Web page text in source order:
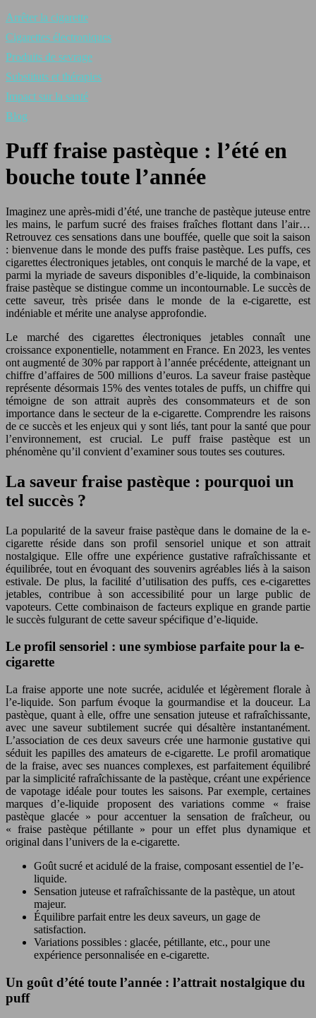
Arrêter la cigarette
Cigarettes électroniques
Produits de sevrage
Substituts et thérapies
Impact sur la santé
Blog
Puff fraise pastèque : l’été en
bouche toute l’année
Imaginez une après-midi d’été, une tranche de pastèque juteuse entre
les mains, le parfum sucré des fraises fraîches flottant dans l’air…
Retrouvez ces sensations dans une bouffée, quelle que soit la saison
: bienvenue dans le monde des puffs fraise pastèque. Les puffs, ces
cigarettes électroniques jetables, ont conquis le marché de la vape, et
parmi la myriade de saveurs disponibles d’e-liquide, la combinaison
fraise pastèque se distingue comme un incontournable. Le succès de
cette saveur, très prisée dans le monde de la e-cigarette, est
indéniable et mérite une analyse approfondie.
Le marché des cigarettes électroniques jetables connaît une
croissance exponentielle, notamment en France. En 2023, les ventes
ont augmenté de 30% par rapport à l’année précédente, atteignant un
chiffre d’affaires de 500 millions d’euros. La saveur fraise pastèque
représente désormais 15% des ventes totales de puffs, un chiffre qui
témoigne de son attrait auprès des consommateurs et de son
importance dans le secteur de la e-cigarette. Comprendre les raisons
de ce succès et les enjeux qui y sont liés, tant pour la santé que pour
l’environnement, est crucial. Le puff fraise pastèque est un
phénomène qu’il convient d’examiner sous toutes ses coutures.
La saveur fraise pastèque : pourquoi un
tel succès ?
La popularité de la saveur fraise pastèque dans le domaine de la e-
cigarette réside dans son profil sensoriel unique et son attrait
nostalgique. Elle offre une expérience gustative rafraîchissante et
équilibrée, tout en évoquant des souvenirs agréables liés à la saison
estivale. De plus, la facilité d’utilisation des puffs, ces e-cigarettes
jetables, contribue à son accessibilité pour un large public de
vapoteurs. Cette combinaison de facteurs explique en grande partie
le succès fulgurant de cette saveur spécifique d’e-liquide.
Le profil sensoriel : une symbiose parfaite pour la e-
cigarette
La fraise apporte une note sucrée, acidulée et légèrement florale à
l’e-liquide. Son parfum évoque la gourmandise et la douceur. La
pastèque, quant à elle, offre une sensation juteuse et rafraîchissante,
avec une saveur subtilement sucrée qui désaltère instantanément.
L’association de ces deux saveurs crée une harmonie gustative qui
séduit les papilles des amateurs de e-cigarette. Le profil aromatique
de la fraise, avec ses nuances complexes, est parfaitement équilibré
par la simplicité rafraîchissante de la pastèque, créant une expérience
de vapotage idéale pour toutes les saisons. Par exemple, certaines
marques d’e-liquide proposent des variations comme « fraise
pastèque glacée » pour accentuer la sensation de fraîcheur, ou
« fraise pastèque pétillante » pour un effet plus dynamique et
original dans l’univers de la e-cigarette.
Goût sucré et acidulé de la fraise, composant essentiel de l’e-
liquide.
Sensation juteuse et rafraîchissante de la pastèque, un atout
majeur.
Équilibre parfait entre les deux saveurs, un gage de
satisfaction.
Variations possibles : glacée, pétillante, etc., pour une
expérience personnalisée en e-cigarette.
Un goût d’été toute l’année : l’attrait nostalgique du
puff